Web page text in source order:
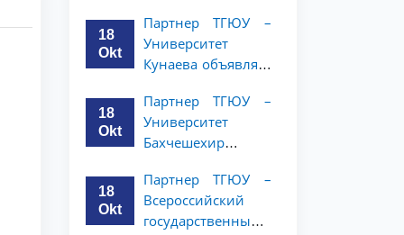
курсов
Купалы объявляет
программу
академической
студентов 2-3
курсов ТГЮУ
18
Okt
Партнер ТГЮУ –
Университет
Кунаева объявляет
академической
мобильности для
студентов 2–3
18
Okt
Партнер ТГЮУ –
Университет
Бахчешехир
программе
академической
мобильности для
18
Okt
Партнер ТГЮУ –
Всероссийский
государственный